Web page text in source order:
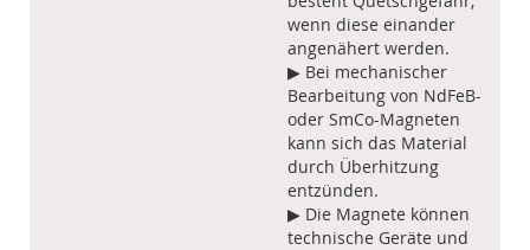
wenn diese einander
angenähert werden.
▶ Bei mechanischer
Bearbeitung von NdFeB-
oder SmCo-Magneten
kann sich das Material
durch Überhitzung
entzünden.
▶ Die Magnete können
technische Geräte und